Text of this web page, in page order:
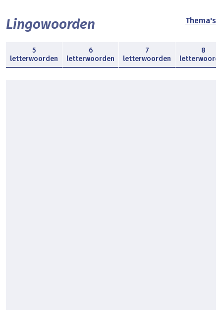
Lingowoorden Thema's
5
letterwoorden
6
letterwoorden
7
letterwoorden
8